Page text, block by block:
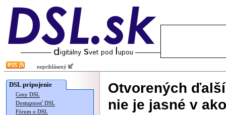
neprihlásený
DSL pripojenie
Ceny DSL
Dostupnosť DSL
Fórum o DSL
Otvorených
nie je jasné v